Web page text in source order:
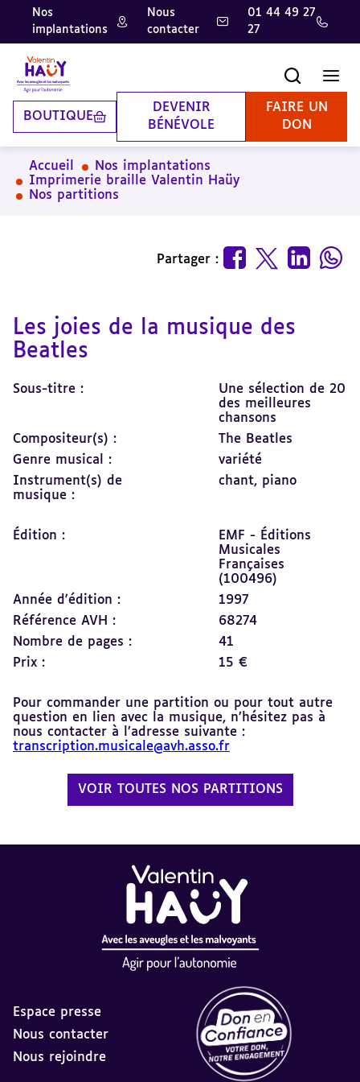
Aller
contenu
principal
Aller
pied
de
page
Aller
la
recherche
Nos
implantations
Nous
contacter
01 44 49 27
27
BOUTIQUE
DEVENIR
BÉNÉVOLE
FAIRE UN
DON
Accueil
Nos implantations
Imprimerie braille Valentin Haüy
Nos partitions
Partager :
Les joies de la musique des
Beatles
Sous-titre :
Une sélection de 20
des meilleures
chansons
Compositeur(s) :
The Beatles
Genre musical :
variété
Instrument(s) de
musique :
chant, piano
Édition :
EMF - Éditions
Musicales
Françaises
(100496)
Année d'édition :
1997
Référence AVH :
68274
Nombre de pages :
41
Prix :
15 €
Pour commander une partition ou pour tout autre
question en lien avec la musique, n’hésitez pas à
nous contacter à l’adresse suivante :
transcription.musicale@avh.asso.fr
VOIR TOUTES NOS PARTITIONS
Espace presse
Nous contacter
Nous rejoindre